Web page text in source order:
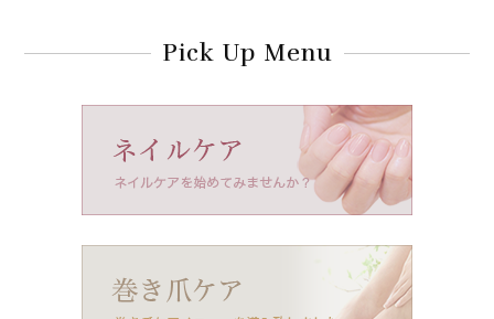
Pick Up Menu